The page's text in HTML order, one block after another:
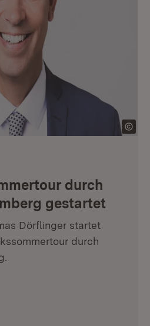
durch
gestartet
Dörflinger startet
durch